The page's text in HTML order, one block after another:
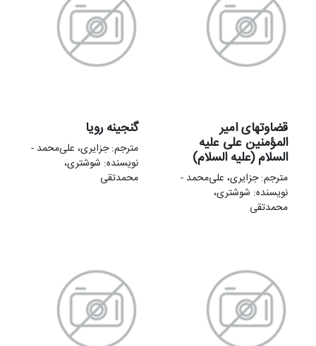
قضاوتهای امیر
المؤمنین علی علیه
السلام (علیه السلام)
مترجم: جزایری، علی‌محمد -
نویسنده: شوشتری،
محمدتقی
گنجينه رويا
مترجم: جزایری، علی‌محمد -
نویسنده: شوشتری،
محمدتقی